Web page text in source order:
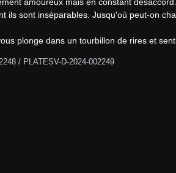
ils sont inséparables. Jusqu'où peut-on
plonge dans un tourbillon de rires et
/ PLATESV-D-2024-002249